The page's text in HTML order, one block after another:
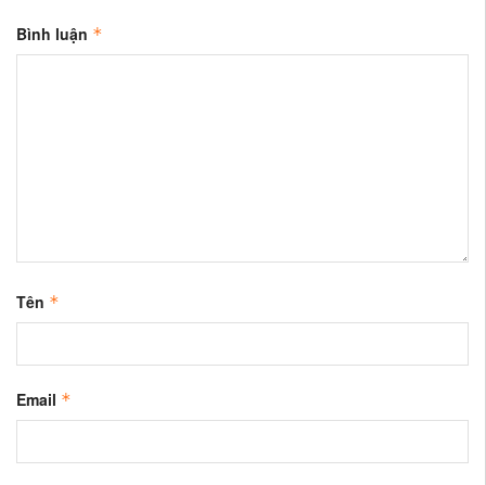
Bình luận *
Tên *
Email *